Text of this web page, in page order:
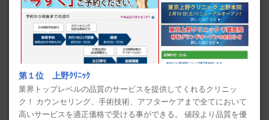
第１位 上野ｸﾘﾆｯｸ
業界トップレベルの品質のサービスを提供してくれるクリニッ
ク！ カウンセリング、手術技術、アフターケアまで全てにおいて
高いサービスを適正価格で受ける事ができる。 値段より品質を優